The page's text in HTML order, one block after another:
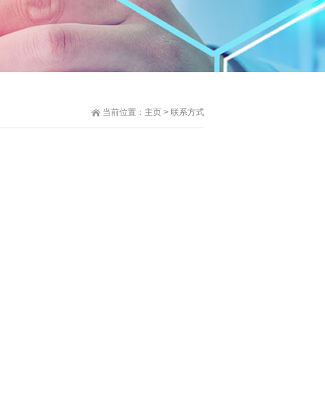
当前位置： 主页 > 联系方式